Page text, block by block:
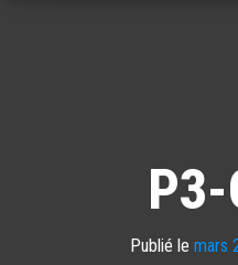
Publié le mars